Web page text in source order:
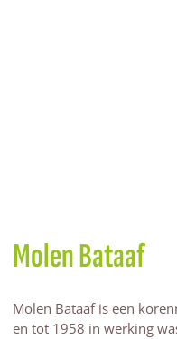
Molen Bataaf
Molen Bataaf is een
en tot 1958 in werking